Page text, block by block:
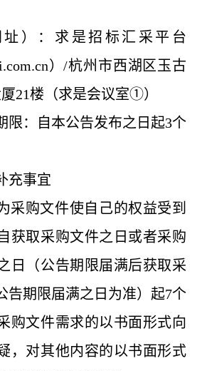
）： 求是招标汇采平台
）/杭州市西湖区玉古
21楼（求是会议室①）
限：
自本公告发布之日起3个
充事宜
采购文件使自己的权益受到
获取采购文件之日或者采购
日（公告期限届满后获取采
告期限届满之日为准）起7个
购文件需求的以书面形式向
，对其他内容的以书面形式